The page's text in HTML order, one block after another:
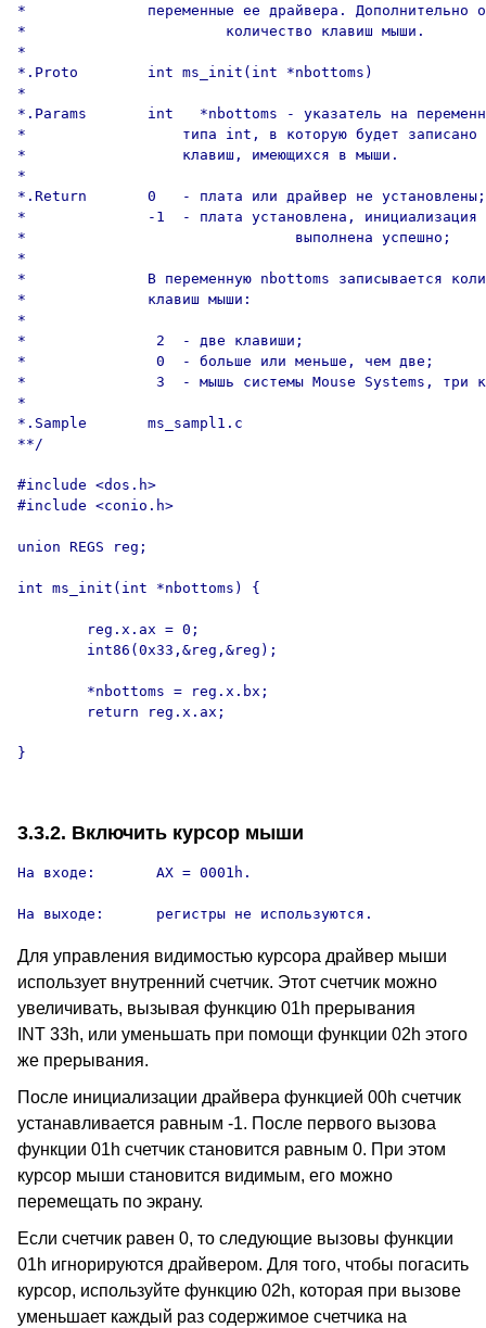
*              переменные ее драйвера. Дополнительно
*                       количество клавиш мыши.
*
*.Proto        int ms_init(int *nbottoms)
*
*.Params       int   *nbottoms - указатель на
*                  типа int, в которую будет записано
*                  клавиш, имеющихся в мыши.
*
*.Return       0   - плата или драйвер не установлены;
*              -1  - плата установлена, инициализация
*                               выполнена успешно;
*
*              В переменную nbottoms записывается
*              клавиш мыши:
*
*               2  - две клавиши;
*               0  - больше или меньше, чем две;
*               3  - мышь системы Mouse Systems, три
*
*.Sample       ms_sampl1.c
**/
#include <dos.h>
#include <conio.h>
union REGS reg;
int ms_init(int *nbottoms) {
        reg.x.ax = 0;
        int86(0x33,&reg,&reg);
        *nbottoms = reg.x.bx;
        return reg.x.ax;
}
3.3.2. Включить курсор мыши
На входе:       AX = 0001h.
На выходе:      регистры не используются.
Для управления видимостью курсора драйвер мыши
использует внутренний счетчик. Этот счетчик можно
увеличивать, вызывая функцию 01h прерывания
INT 33h, или уменьшать при помощи функции 02h этого
же прерывания.
После инициализации драйвера функцией 00h счетчик
устанавливается равным -1. После первого вызова
функции 01h счетчик становится равным 0. При этом
курсор мыши становится видимым, его можно
перемещать по экрану.
Если счетчик равен 0, то следующие вызовы функции
01h игнорируются драйвером. Для того, чтобы погасить
курсор, используйте функцию 02h, которая при вызове
уменьшает каждый раз содержимое счетчика на